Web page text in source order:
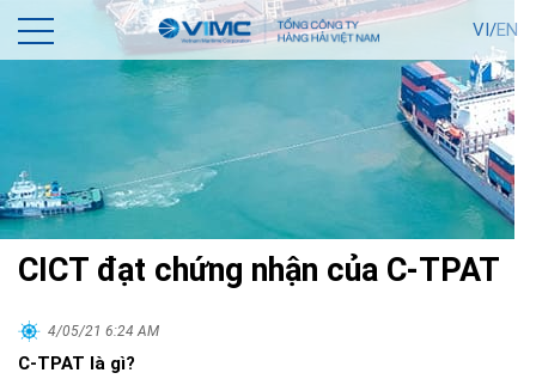
VI/EN
CICT đạt chứng nhận của C-TPAT
4/05/21 6:24 AM
C-TPAT là gì?